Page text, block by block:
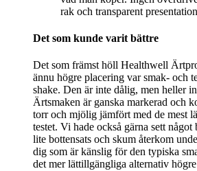
rak och transparent
Det som kunde varit bättre
Det som främst höll Healthwell
ännu högre placering var smak- och
shake. Den är inte dålig, men heller
Ärtsmaken är ganska markerad och
torr och mjölig jämfört med de mest
testet. Vi hade också gärna sett
lite bottensats och skum återkom
dig som är känslig för den typiska
det mer lättillgängliga alternativ